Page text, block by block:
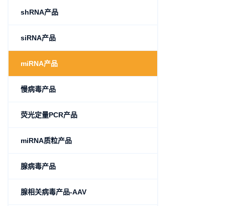
shRNA产品
siRNA产品
miRNA产品
慢病毒产品
荧光定量PCR产品
miRNA质粒产品
腺病毒产品
腺相关病毒产品-AAV